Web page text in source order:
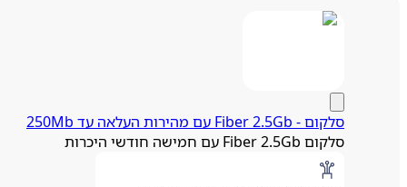
סלקום - Fiber 2.5Gb עם מהירות העלאה עד 250Mb
סלקום Fiber 2.5Gb עם חמישה חודשי היכרות